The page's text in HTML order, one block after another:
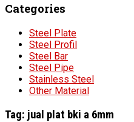
Categories
Steel Plate
Steel Profil
Steel Bar
Steel Pipe
Stainless Steel
Other Material
Tag: jual plat bki a 6mm